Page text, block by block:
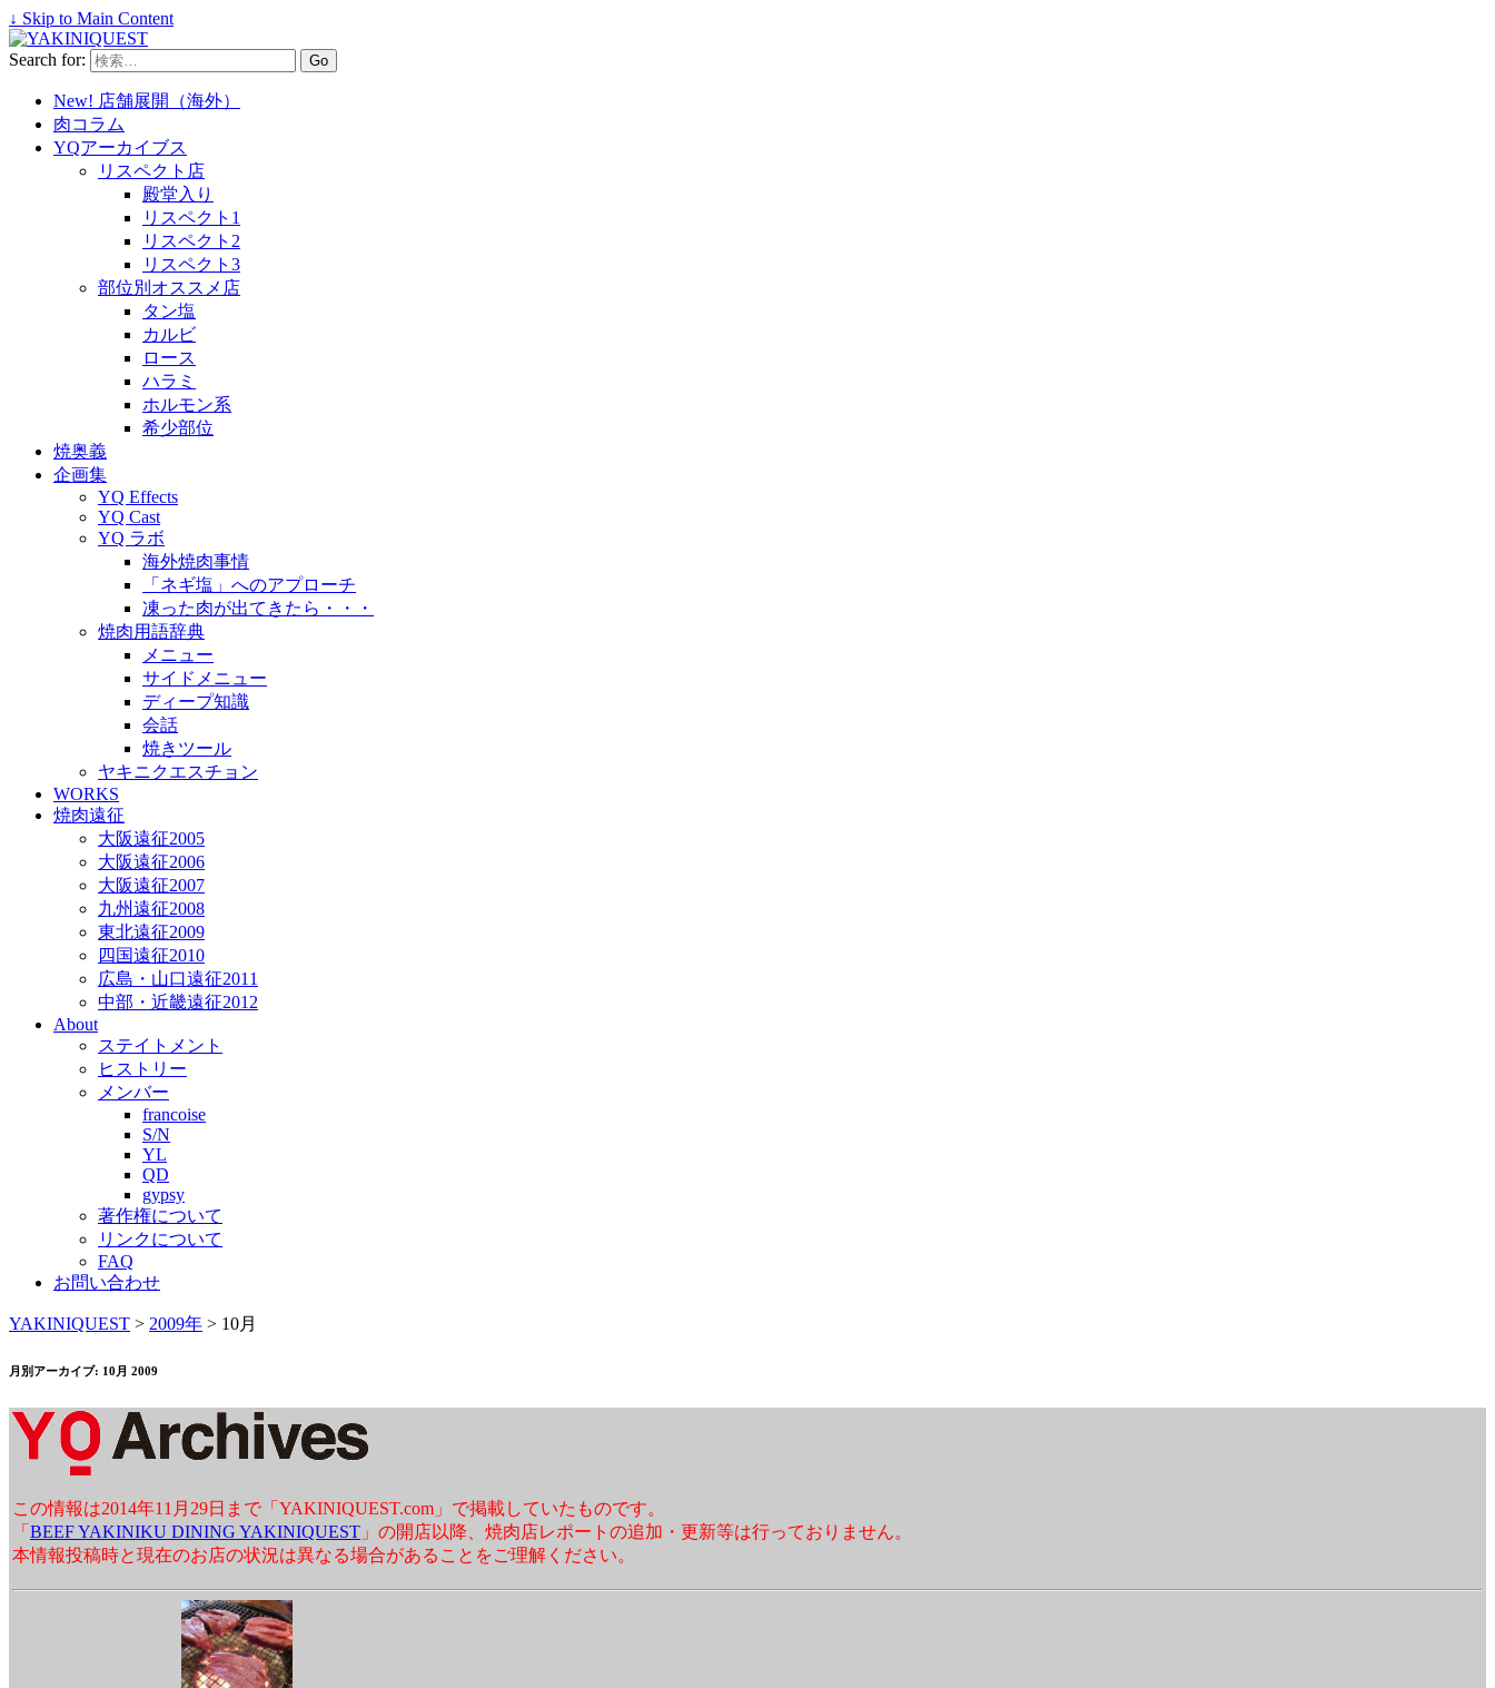
↓ Skip to Main Content
Search for:
New! 店舗展開（海外）
肉コラム
YQアーカイブス
リスペクト店
殿堂入り
リスペクト1
リスペクト2
リスペクト3
部位別オススメ店
タン塩
カルビ
ロース
ハラミ
ホルモン系
希少部位
焼奥義
企画集
YQ Effects
YQ Cast
YQ ラボ
海外焼肉事情
「ネギ塩」へのアプローチ
凍った肉が出てきたら・・・
焼肉用語辞典
メニュー
サイドメニュー
ディープ知識
会話
焼きツール
ヤキニクエスチョン
WORKS
焼肉遠征
大阪遠征2005
大阪遠征2006
大阪遠征2007
九州遠征2008
東北遠征2009
四国遠征2010
広島・山口遠征2011
中部・近畿遠征2012
About
ステイトメント
ヒストリー
メンバー
francoise
S/N
YL
QD
gypsy
著作権について
リンクについて
FAQ
お問い合わせ
YAKINIQUEST > 2009年 > 10月
月別アーカイブ: 10月 2009
この情報は2014年11月29日まで「YAKINIQUEST.com」で掲載していたものです。
「 BEEF YAKINIKU DINING YAKINIQUEST 」の開店以降、焼肉店レポートの追加・更新等は行っておりません。
本情報投稿時と現在のお店の状況は異なる場合があることをご理解ください。